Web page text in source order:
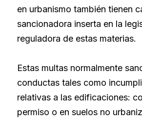
en urbanismo también tienen
sancionadora inserta en la
reguladora de estas materias.
Estas multas normalmente
conductas tales como
relativas a las edificaciones:
permiso o en suelos no